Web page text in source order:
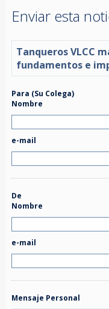
Enviar esta
Tanqueros VLCC
fundamentos e
Para (Su Colega)
Nombre
e-mail
De
Nombre
e-mail
Mensaje Personal